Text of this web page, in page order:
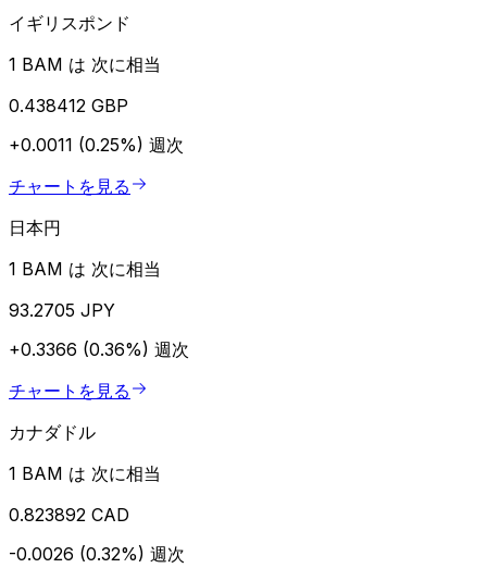
イギリスポンド
1 BAM は 次に相当
0.438412 GBP
+0.0011 (0.25%) 週次
チャートを見る
日本円
1 BAM は 次に相当
93.2705 JPY
+0.3366 (0.36%) 週次
チャートを見る
カナダドル
1 BAM は 次に相当
0.823892 CAD
-0.0026 (0.32%) 週次